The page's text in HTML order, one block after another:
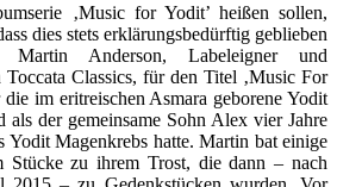
‚Music for Yodit’ heißen sollen,
dies stets erklärungsbedürftig geblieben
Martin Anderson, Labeleigner und
Classics, für den Titel ‚Music For
im eritreischen Asmara geborene Yodit
als der gemeinsame Sohn Alex vier Jahre
Yodit Magenkrebs hatte. Martin bat einige
Stücke zu ihrem Trost, die dann – nach